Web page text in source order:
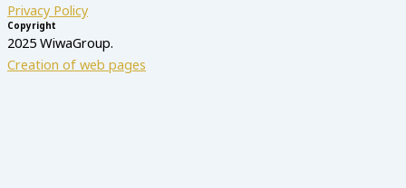
Privacy Policy
Copyright
2025 WiwaGroup.
Creation of web pages